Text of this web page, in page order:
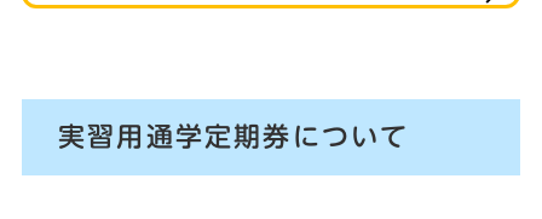
実習用通学定期券について